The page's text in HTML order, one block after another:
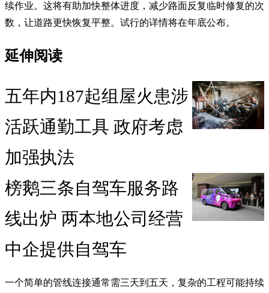
续作业。这将有助加快整体进度，减少路面反复临时修复的次
数，让道路更快恢复平整。试行的详情将在年底公布。
延伸阅读
五年内187起组屋火患涉
活跃通勤工具 政府考虑
加强执法
榜鹅三条自驾车服务路
线出炉 两本地公司经营
中企提供自驾车
一个简单的管线连接通常需三天到五天，复杂的工程可能持续